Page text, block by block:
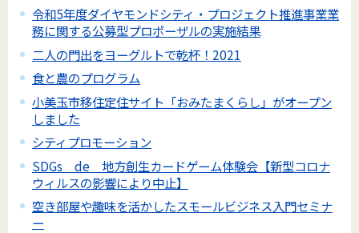
令和5年度ダイヤモンドシティ・プロジェクト推進事業業
務に関する公募型プロポーザルの実施結果
二人の門出をヨーグルトで乾杯！2021
食と農のプログラム
小美玉市移住定住サイト「おみたまくらし」がオープン
しました
シティプロモーション
SDGs de 地方創生カードゲーム体験会【新型コロナ
ウィルスの影響により中止】
空き部屋や趣味を活かしたスモールビジネス入門セミナ
ー